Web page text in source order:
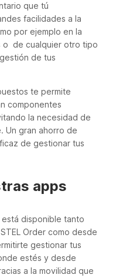
que tú
facilidades a la
por ejemplo en la
o de cualquier otro tipo
de tus
te permite
componentes
la necesidad de
Un gran ahorro de
de gestionar tus
apps
disponible tanto
Order como desde
gestionar tus
estés y desde
a la movilidad que